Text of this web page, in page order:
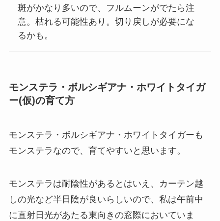
斑がかなり多いので、フルムーンがでたら注
意。枯れる可能性あり。切り戻しが必要にな
るかも。
モンステラ・ボルシギアナ・ホワイトタイガ
ー(仮)の育て方
モンステラ・ボルシギアナ・ホワイトタイガーも
モンステラなので、育てやすいと思います。
モンステラは耐陰性があるとはいえ、カーテン越
しの光など半日陰が良いらしいので、私は午前中
に直射日光があたる東向きの窓際においていま